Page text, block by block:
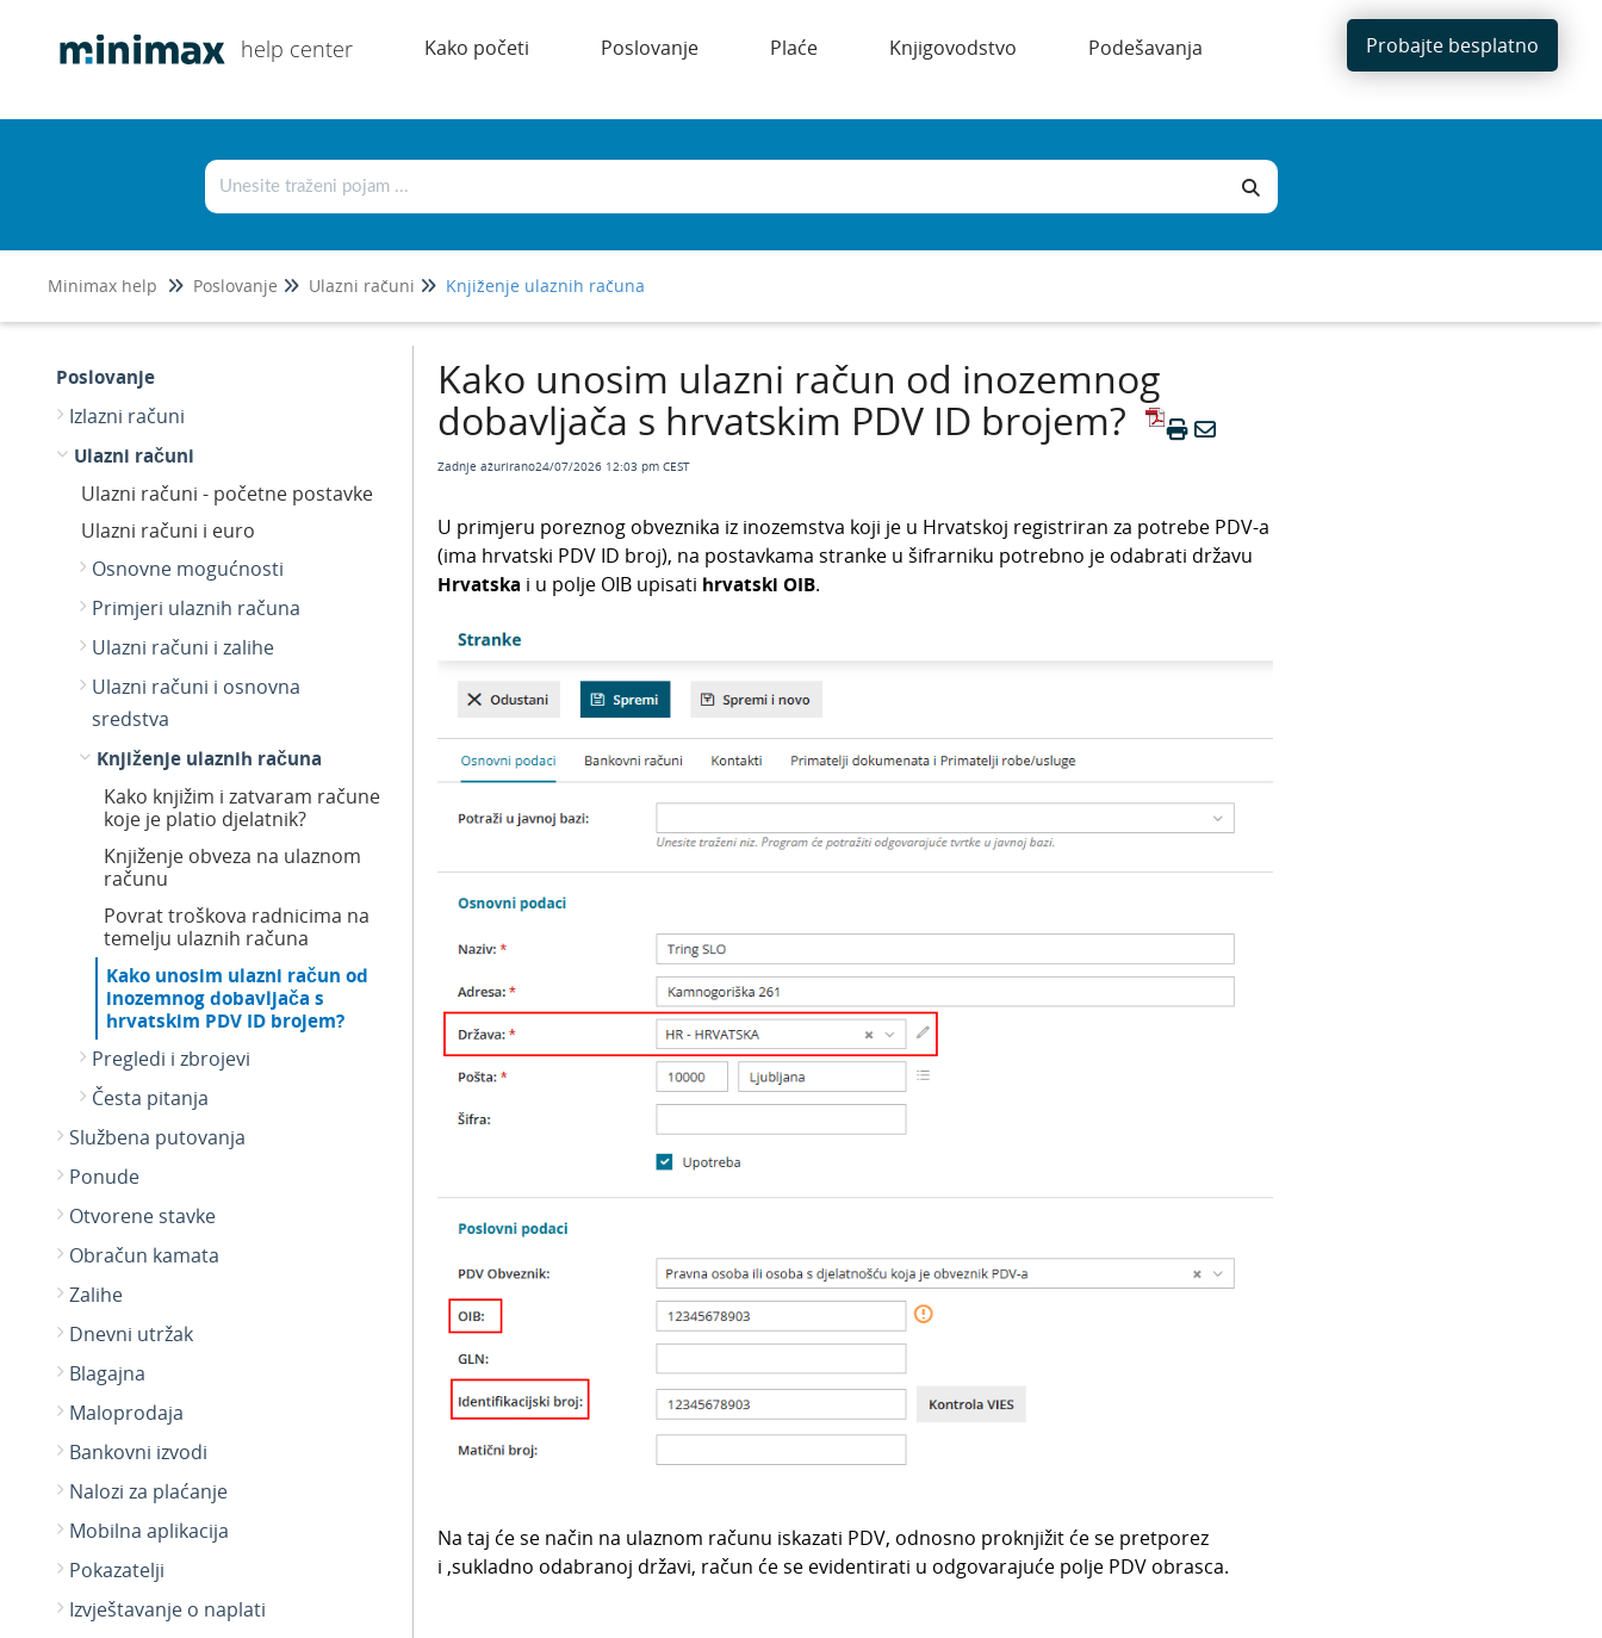
help center Kako početi Poslovanje Plaće Knjigovodstvo Podešavanja Probajte besplatno
Minimax help Poslovanje Ulazni računi Knjiženje ulaznih računa
Poslovanje
Izlazni računi
Ulazni računi
Ulazni računi - početne postavke
Ulazni računi i euro
Osnovne mogućnosti
Primjeri ulaznih računa
Ulazni računi i zalihe
Ulazni računi i osnovna
sredstva
Knjiženje ulaznih računa
Kako knjižim i zatvaram račune
koje je platio djelatnik?
Knjiženje obveza na ulaznom
računu
Povrat troškova radnicima na
temelju ulaznih računa
Kako unosim ulazni račun od
inozemnog dobavljača s
hrvatskim PDV ID brojem?
Pregledi i zbrojevi
Česta pitanja
Službena putovanja
Ponude
Otvorene stavke
Obračun kamata
Zalihe
Dnevni utržak
Blagajna
Maloprodaja
Bankovni izvodi
Nalozi za plaćanje
Mobilna aplikacija
Pokazatelji
Izvještavanje o naplati
Kako unosim ulazni račun od inozemnog
dobavljača s hrvatskim PDV ID brojem?
Zadnje ažurirano24/07/2026 12:03 pm CEST
U primjeru poreznog obveznika iz inozemstva koji je u Hrvatskoj registriran za potrebe PDV-a
(ima hrvatski PDV ID broj), na postavkama stranke u šifrarniku potrebno je odabrati državu
Hrvatska i u polje OIB upisati hrvatski OIB.
Na taj će se način na ulaznom računu iskazati PDV, odnosno proknjižit će se pretporez
i ,sukladno odabranoj državi, račun će se evidentirati u odgovarajuće polje PDV obrasca.